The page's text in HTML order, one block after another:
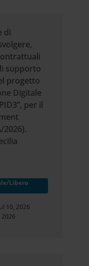
di
supporto
progetto
Digitale
per il
2026).
Libero
10, 2026
2026